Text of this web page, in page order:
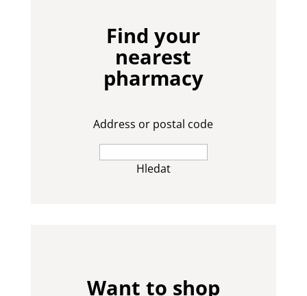
Find your
nearest
pharmacy
Address or postal code
Hledat
Want to shop